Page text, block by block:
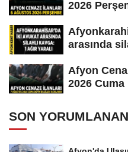
2026
arasında
Afyon
2026 Cuma
SON